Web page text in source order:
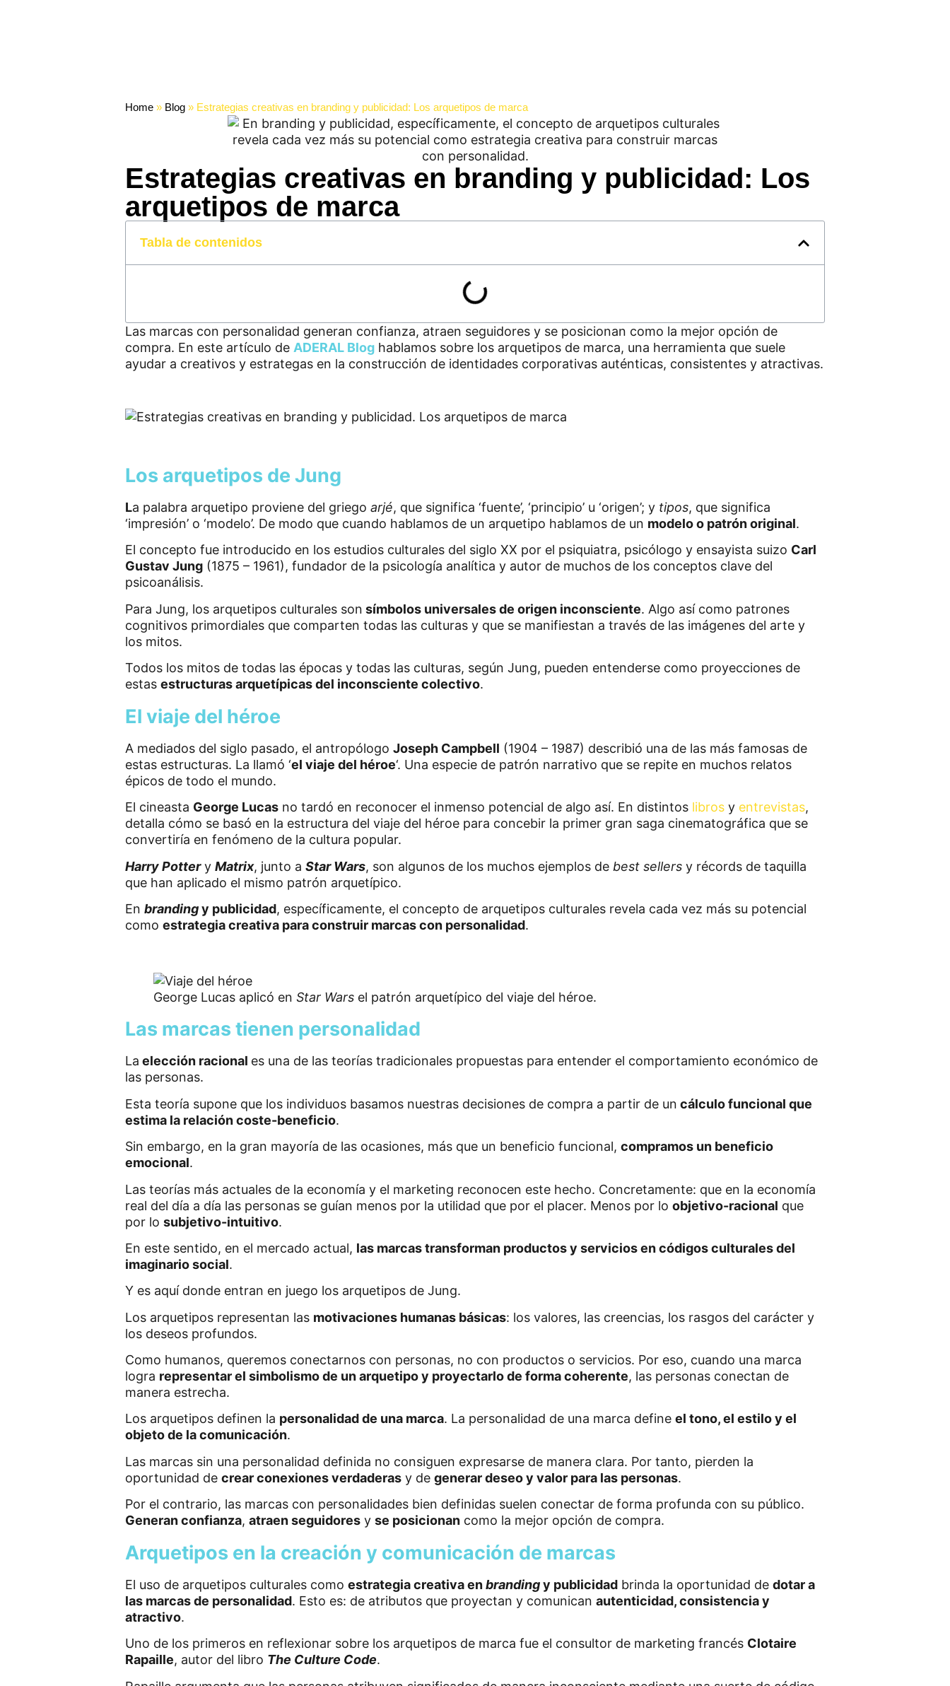
Home » Blog » Estrategias creativas en branding y publicidad: Los arquetipos de marca
Estrategias creativas en branding y publicidad: Los
arquetipos de marca
Tabla de contenidos
Las marcas con personalidad generan confianza, atraen seguidores y se posicionan como la mejor opción de
compra. En este artículo de ADERAL Blog hablamos sobre los arquetipos de marca, una herramienta que suele
ayudar a creativos y estrategas en la construcción de identidades corporativas auténticas, consistentes y atractivas.
Los arquetipos de Jung
La palabra arquetipo proviene del griego arjé, que significa ‘fuente’, ‘principio’ u ‘origen’; y tipos, que significa
‘impresión’ o ‘modelo’. De modo que cuando hablamos de un arquetipo hablamos de un modelo o patrón original.
El concepto fue introducido en los estudios culturales del siglo XX por el psiquiatra, psicólogo y ensayista suizo Carl
Gustav Jung (1875 – 1961), fundador de la psicología analítica y autor de muchos de los conceptos clave del
psicoanálisis.
Para Jung, los arquetipos culturales son símbolos universales de origen inconsciente. Algo así como patrones
cognitivos primordiales que comparten todas las culturas y que se manifiestan a través de las imágenes del arte y
los mitos.
Todos los mitos de todas las épocas y todas las culturas, según Jung, pueden entenderse como proyecciones de
estas estructuras arquetípicas del inconsciente colectivo.
El viaje del héroe
A mediados del siglo pasado, el antropólogo Joseph Campbell (1904 – 1987) describió una de las más famosas de
estas estructuras. La llamó ‘el viaje del héroe‘. Una especie de patrón narrativo que se repite en muchos relatos
épicos de todo el mundo.
El cineasta George Lucas no tardó en reconocer el inmenso potencial de algo así. En distintos libros y entrevistas,
detalla cómo se basó en la estructura del viaje del héroe para concebir la primer gran saga cinematográfica que se
convertiría en fenómeno de la cultura popular.
Harry Pottery Matrix, junto a Star Wars, son algunos de los muchos ejemplos de best sellers y récords de taquilla
que han aplicado el mismo patrón arquetípico.
En brandingy publicidad, específicamente, el concepto de arquetipos culturales revela cada vez más su potencial
como estrategia creativa para construir marcas con personalidad.
George Lucas aplicó en Star Wars el patrón arquetípico del viaje del héroe.
Las marcas tienen personalidad
La elección racional es una de las teorías tradicionales propuestas para entender el comportamiento económico de
las personas.
Esta teoría supone que los individuos basamos nuestras decisiones de compra a partir de un cálculo funcional que
estima la relación coste-beneficio.
Sin embargo, en la gran mayoría de las ocasiones, más que un beneficio funcional, compramos un beneficio
emocional.
Las teorías más actuales de la economía y el marketing reconocen este hecho. Concretamente: que en la economía
real del día a día las personas se guían menos por la utilidad que por el placer. Menos por lo objetivo-racional que
por lo subjetivo-intuitivo.
En este sentido, en el mercado actual, las marcas transforman productos y servicios en códigos culturales del
imaginario social.
Y es aquí donde entran en juego los arquetipos de Jung.
Los arquetipos representan las motivaciones humanas básicas: los valores, las creencias, los rasgos del carácter y
los deseos profundos.
Como humanos, queremos conectarnos con personas, no con productos o servicios. Por eso, cuando una marca
logra representar el simbolismo de un arquetipo y proyectarlo de forma coherente, las personas conectan de
manera estrecha.
Los arquetipos definen la personalidad de una marca. La personalidad de una marca define el tono, el estilo y el
objeto de la comunicación.
Las marcas sin una personalidad definida no consiguen expresarse de manera clara. Por tanto, pierden la
oportunidad de crear conexiones verdaderas y de generar deseo y valor para las personas.
Por el contrario, las marcas con personalidades bien definidas suelen conectar de forma profunda con su público.
Generan confianza, atraen seguidores y se posicionan como la mejor opción de compra.
Arquetipos en la creación y comunicación de marcas
El uso de arquetipos culturales como estrategia creativa enbrandingy publicidad brinda la oportunidad de dotar a
las marcas de personalidad. Esto es: de atributos que proyectan y comunican autenticidad, consistencia y
atractivo.
Uno de los primeros en reflexionar sobre los arquetipos de marca fue el consultor de marketing francés Clotaire
Rapaille, autor del libro The Culture Code.